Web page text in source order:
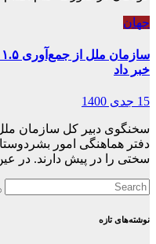
جهان
خبر داد
15 جدی 1400
سخنگوی دبیر کل سازمان
دفتر هماهنگی امور
سختی را در پیش دارند. در
نوشته‌های تازه